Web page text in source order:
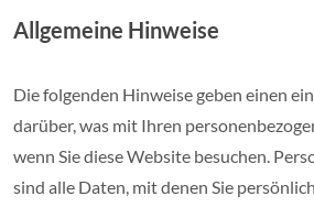
Allgemeine Hinweise
Die folgenden Hinweise geben einen
darüber, was mit Ihren
wenn Sie diese Website besuchen.
sind alle Daten, mit denen Sie